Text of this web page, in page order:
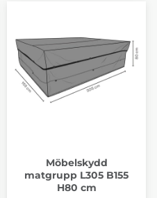
Möbelskydd
matgrupp L305 B155
H80 cm